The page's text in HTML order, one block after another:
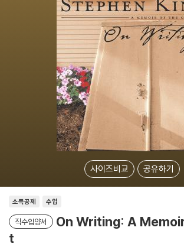
사이즈비교 공유하기
소득공제 수입
직수입양서
On Writing: A
t